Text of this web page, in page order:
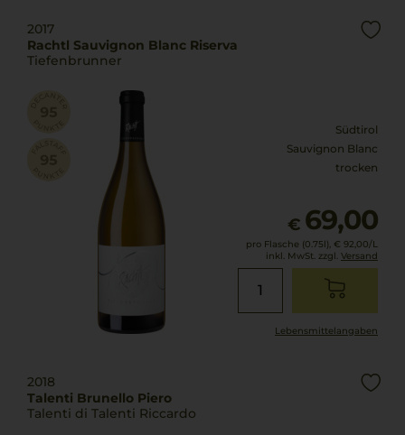
2017
Rachtl Sauvignon Blanc Riserva
Tiefenbrunner
Südtirol
Sauvignon Blanc
trocken
€ 69,00
pro Flasche (0.75l), € 92,00/L
inkl. MwSt. zzgl. Versand
Lebensmittel­angaben
2018
Talenti Brunello Piero
Talenti di Talenti Riccardo